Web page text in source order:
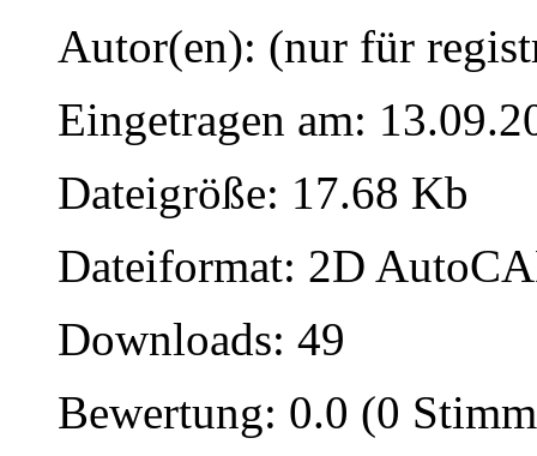
Autor(en): (nur für
Eingetragen am:
Dateigröße: 17.68 Kb
Dateiformat: 2D
Downloads: 49
Bewertung: 0.0 (0